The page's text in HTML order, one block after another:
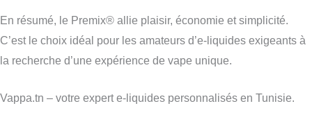
En résumé, le Premix® allie plaisir, économie et simplicité.
C’est le choix idéal pour les amateurs d’e-liquides exigeants à
la recherche d’une expérience de vape unique.
Vappa.tn – votre expert e-liquides personnalisés en Tunisie.